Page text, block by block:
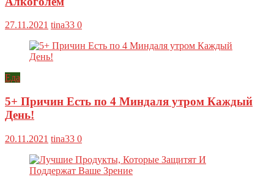
27.11.2021 tina33 0
Еда
5+ Причин Есть по 4 Миндаля утром Каждый
День!
20.11.2021 tina33 0